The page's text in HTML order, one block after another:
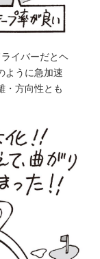
イバーだとヘ
ように急加速
・方向性とも